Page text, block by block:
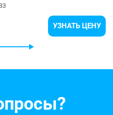
УЗНАТЬ ЦЕНУ